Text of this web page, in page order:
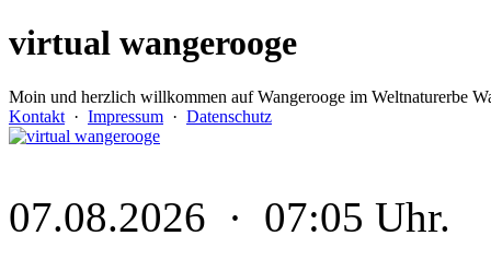
virtual wangerooge
Moin und herzlich willkommen auf Wangerooge im Weltnaturerbe
Kontakt · Impressum · Datenschutz
07.08.2026 · 07:05 Uhr.